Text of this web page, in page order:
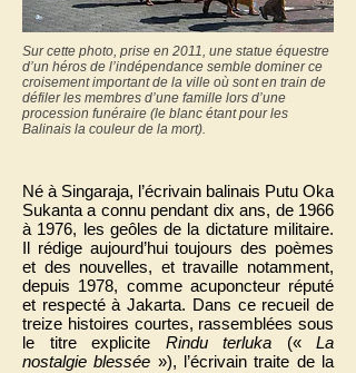
Sur cette photo, prise en 2011, une statue équestre
d’un héros de l’indépendance semble dominer ce
croisement important de la ville où sont en train de
défiler les membres d’une famille lors d’une
procession funéraire (le blanc étant pour les
Balinais la couleur de la mort).
Né à Singaraja, l’écrivain balinais Putu Oka
Sukanta a connu pendant dix ans, de 1966
à 1976, les geôles de la dictature militaire.
Il rédige aujourd’hui toujours des poèmes
et des nouvelles, et travaille notamment,
depuis 1978, comme acuponcteur réputé
et respecté à Jakarta. Dans ce recueil de
treize histoires courtes, rassemblées sous
le titre explicite Rindu terluka (« La
nostalgie blessée »), l’écrivain traite de la